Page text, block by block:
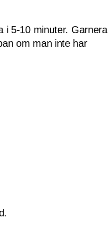
i 5-10 minuter. Garnera
om man inte har